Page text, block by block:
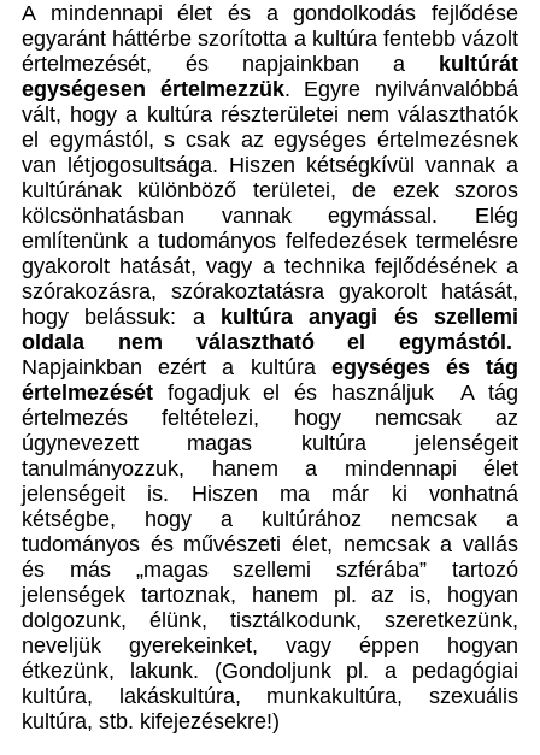
A mindennapi élet és a gondolkodás fejlődése
egyaránt háttérbe szorította a kultúra fentebb vázolt
értelmezését, és napjainkban a
kultúrát
egységesen értelmezzük. Egyre nyilvánvalóbbá
vált, hogy a kultúra részterületei nem választhatók
el egymástól, s csak az egységes értelmezésnek
van létjogosultsága. Hiszen kétségkívül vannak a
kultúrának különböző területei, de ezek szoros
kölcsönhatásban vannak egymással. Elég
említenünk a tudományos felfedezések termelésre
gyakorolt hatását, vagy a technika fejlődésének a
szórakozásra, szórakoztatásra gyakorolt hatását,
hogy belássuk: a
kultúra anyagi és szellemi
oldala nem választható el egymástól.
Napjainkban ezért a kultúra egységes és tág
értelmezését fogadjuk el és használjuk A tág
értelmezés feltételezi, hogy nemcsak az
úgynevezett magas kultúra jelenségeit
tanulmányozzuk, hanem a mindennapi élet
jelenségeit is. Hiszen ma már ki vonhatná
kétségbe, hogy a kultúrához nemcsak a
tudományos és művészeti élet, nemcsak a vallás
és más „magas szellemi szférába” tartozó
jelenségek tartoznak, hanem pl. az is, hogyan
dolgozunk, élünk, tisztálkodunk, szeretkezünk,
neveljük gyerekeinket, vagy éppen hogyan
étkezünk, lakunk. (Gondoljunk pl. a pedagógiai
kultúra, lakáskultúra, munkakultúra, szexuális
kultúra, stb. kifejezésekre!)